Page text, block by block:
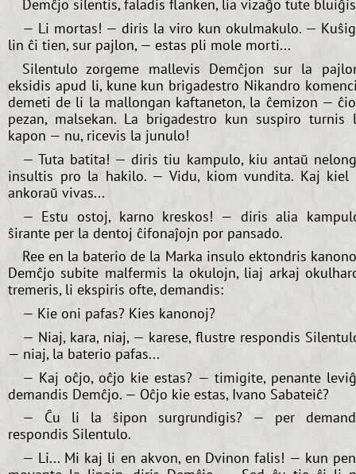
Demĉjo silentis, faladis flanken, lia vizaĝo tute
— Li mortas! — diris la viro kun okulmakulo. —
lin ĉi tien, sur pajlon, — estas pli mole morti...
Silentulo zorgeme mallevis Demĉjon sur la
eksidis apud li, kune kun brigadestro Nikandro
demeti de li la mallongan kaftaneton, la ĉemizon —
pezan, malsekan. La brigadestro kun suspiro turnis
kapon — nu, ricevis la junulo!
— Tuta batita! — diris tiu kampulo, kiu antaŭ
insultis pro la hakilo. — Vidu, kiom vundita. Kaj kiel
ankoraŭ vivas...
— Estu ostoj, karno kreskos! — diris alia
ŝirante per la dentoj ĉifonaĵojn por pansado.
Ree en la baterio de la Marka insulo ektondris
Demĉjo subite malfermis la okulojn, liaj arkaj
tremeris, li ekspiris ofte, demandis:
— Kie oni pafas? Kies kanonoj?
— Niaj, kara, niaj, — karese, flustre respondis
— niaj, la baterio pafas...
— Kaj oĉjo, oĉjo kie estas? — timigite, penante
demandis Demĉjo. — Oĉjo kie estas, Ivano Sabateiĉ?
— Ĉu li la ŝipon surgrundigis? — per
respondis Silentulo.
— Li... Mi kaj li en akvon, en Dvinon falis! — kun